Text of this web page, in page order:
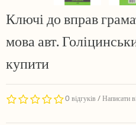
Ключі до вправ
мова авт.
купити
0 відгуків / Написати